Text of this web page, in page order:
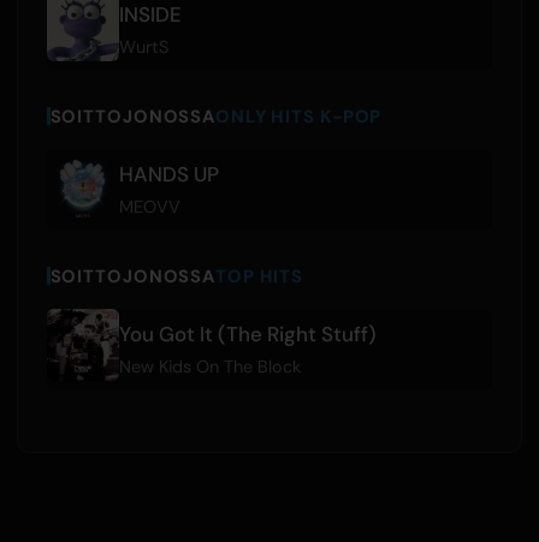
INSIDE
WurtS
SOITTOJONOSSAONLY HITS K-POP
HANDS UP
MEOVV
SOITTOJONOSSATOP HITS
You Got It (The Right Stuff)
New Kids On The Block